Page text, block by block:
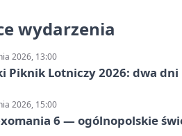
wydarzenia
2026, 13:00
Piknik Lotniczy 2026: dwa
2026, 15:00
6 — ogólnopolskie